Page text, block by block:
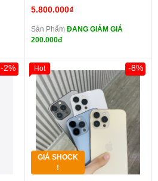
5.800.000₫
Sản Phẩm ĐANG GIẢM GIÁ
200.000đ
-2%
GIÁ SHOCK
!
-8%
Hot